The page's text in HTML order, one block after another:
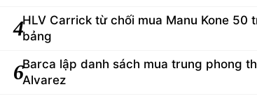
4HLV Carrick từ chối mua Manu Kone 50
bảng
6Barca lập danh sách mua trung phong
Alvarez